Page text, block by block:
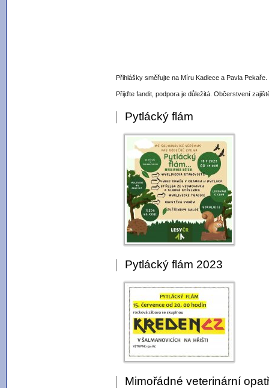
Přihlášky směřujte na Míru Kadlece a Pavla Pekaře.
Přijďte fandit, podpora je důležitá. Občerstvení
Pytlácký flám
Pytlácký flám 2023
Mimořádné veterinární